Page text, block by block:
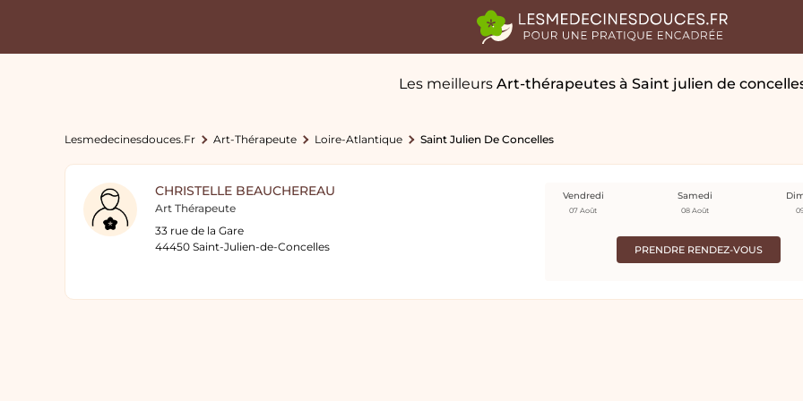
Les meilleurs Art-thérapeutes à Saint julien de
Lesmedecinesdouces.fr Art-Thérapeute Loire-Atlantique Saint Julien De Concelles
CHRISTELLE BEAUCHEREAU
Art Thérapeute
33 rue de la Gare
44450 Saint-Julien-de-Concelles
PRENDRE RENDEZ-VOUS
Vendredi
07 Août
Samedi
08 Août